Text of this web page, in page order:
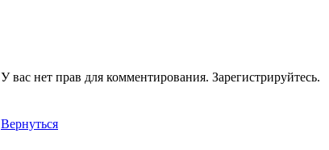
У вас нет прав для комментирования. Зарегистрируйтесь.
Вернуться